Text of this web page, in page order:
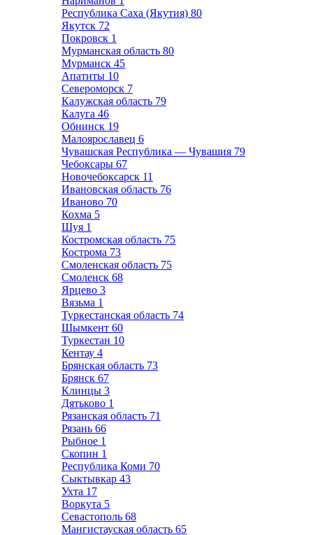
Республика Саха (Якутия) 80
Якутск 72
Покровск 1
Мурманская область 80
Мурманск 45
Апатиты 10
Североморск 7
Калужская область 79
Калуга 46
Обнинск 19
Малоярославец 6
Чувашская Республика — Чувашия 79
Чебоксары 67
Новочебоксарск 11
Ивановская область 76
Иваново 70
Кохма 5
Шуя 1
Костромская область 75
Кострома 73
Смоленская область 75
Смоленск 68
Ярцево 3
Вязьма 1
Туркестанская область 74
Шымкент 60
Туркестан 10
Кентау 4
Брянская область 73
Брянск 67
Клинцы 3
Дятьково 1
Рязанская область 71
Рязань 66
Рыбное 1
Скопин 1
Республика Коми 70
Сыктывкар 43
Ухта 17
Воркута 5
Севастополь 68
Мангистауская область 65